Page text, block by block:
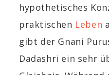
hypothetisches
praktischen Leben
gibt der Gnani
Dadashri ein sehr